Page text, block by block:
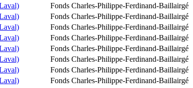
Fonds Charles-Philippe-Ferdinand-Baillairgé
Fonds Charles-Philippe-Ferdinand-Baillairgé
Fonds Charles-Philippe-Ferdinand-Baillairgé
Fonds Charles-Philippe-Ferdinand-Baillairgé
Fonds Charles-Philippe-Ferdinand-Baillairgé
Fonds Charles-Philippe-Ferdinand-Baillairgé
Fonds Charles-Philippe-Ferdinand-Baillairgé
Fonds Charles-Philippe-Ferdinand-Baillairgé